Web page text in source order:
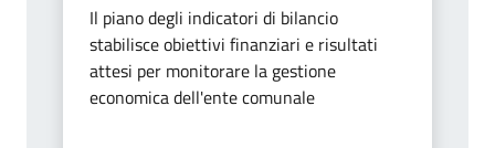
Il piano degli indicatori di bilancio
stabilisce obiettivi finanziari e risultati
attesi per monitorare la gestione
economica dell'ente comunale